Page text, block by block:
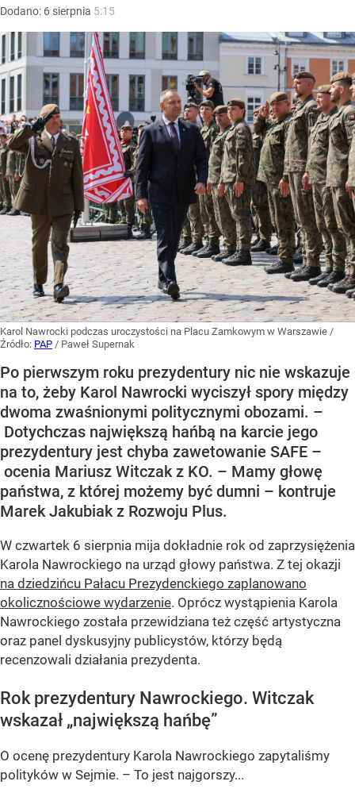
Dodano: 6 sierpnia 5:15
Karol Nawrocki podczas uroczystości na Placu Zamkowym w Warszawie /
Źródło: PAP / Paweł Supernak
Po pierwszym roku prezydentury nic nie wskazuje
na to, żeby Karol Nawrocki wyciszył spory między
dwoma zwaśnionymi politycznymi obozami. –
Dotychczas największą hańbą na karcie jego
prezydentury jest chyba zawetowanie SAFE –
ocenia Mariusz Witczak z KO. – Mamy głowę
państwa, z której możemy być dumni – kontruje
Marek Jakubiak z Rozwoju Plus.
W czwartek 6 sierpnia mija dokładnie rok od zaprzysiężenia
Karola Nawrockiego na urząd głowy państwa. Z tej okazji
na dziedzińcu Pałacu Prezydenckiego zaplanowano
okolicznościowe wydarzenie. Oprócz wystąpienia Karola
Nawrockiego została przewidziana też część artystyczna
oraz panel dyskusyjny publicystów, którzy będą
recenzowali działania prezydenta.
Rok prezydentury Nawrockiego. Witczak
wskazał „największą hańbę”
O ocenę prezydentury Karola Nawrockiego zapytaliśmy
polityków w Sejmie. – To jest najgorszy...